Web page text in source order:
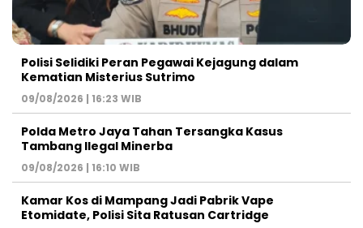
Polisi Selidiki Peran Pegawai Kejagung dalam
Kematian Misterius Sutrimo
09/08/2026 | 16:23 WIB
Polda Metro Jaya Tahan Tersangka Kasus
Tambang Ilegal Minerba
09/08/2026 | 16:10 WIB
Kamar Kos di Mampang Jadi Pabrik Vape
Etomidate, Polisi Sita Ratusan Cartridge